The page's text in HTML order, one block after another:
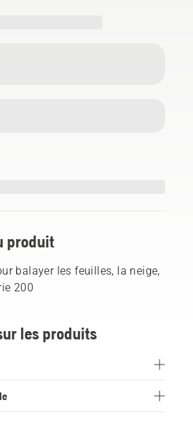
produit
balayer les feuilles, la neige,
200
les produits